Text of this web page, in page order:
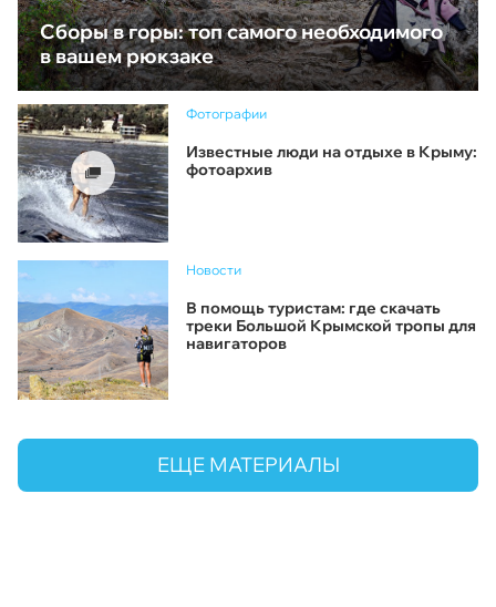
Сборы в горы: топ самого необходимого
в вашем рюкзаке
Фотографии
Известные люди на отдыхе в Крыму:
фотоархив
Новости
В помощь туристам: где скачать
треки Большой Крымской тропы для
навигаторов
ЕЩЕ МАТЕРИАЛЫ